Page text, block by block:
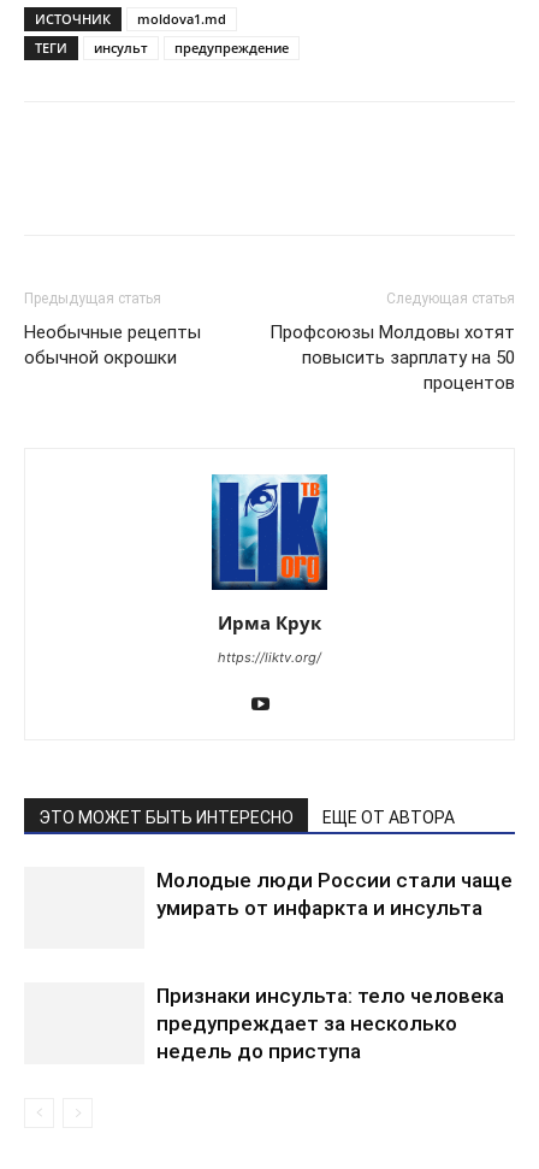
ИСТОЧНИК
moldova1.md
ТЕГИ
инсульт предупреждение
Предыдущая статья
Необычные рецепты
обычной окрошки
Следующая статья
Профсоюзы Молдовы хотят
повысить зарплату на 50
процентов
Ирма Крук
https://liktv.org/
ЭТО МОЖЕТ БЫТЬ ИНТЕРЕСНО ЕЩЕ ОТ АВТОРА
Молодые люди России стали чаще
умирать от инфаркта и инсульта
Признаки инсульта: тело человека
предупреждает за несколько
недель до приступа